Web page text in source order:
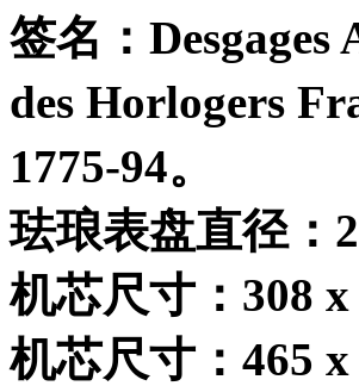
签名：
des Horlogers
1775-94。
珐琅表盘直径：
机芯尺寸： 308
机芯尺寸： 465 x